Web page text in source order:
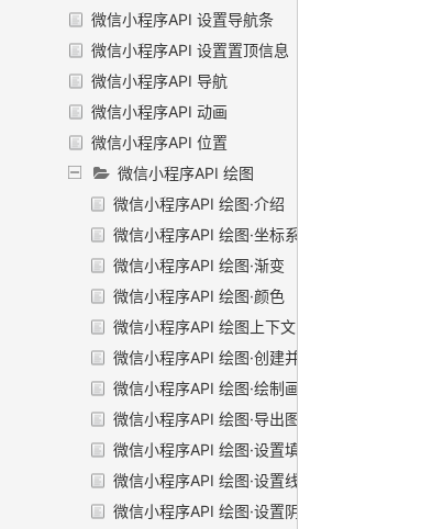
微信小程序API 设置导航条
微信小程序API 设置置顶信息
微信小程序API 导航
微信小程序API 动画
微信小程序API 位置
微信小程序API 绘图
微信小程序API 绘图·介绍
微信小程序API 绘图·坐标系
微信小程序API 绘图·渐变
微信小程序API 绘图·颜色
微信小程序API 绘图上下文
微信小程序API 绘图·创建并返回上下文
微信小程序API 绘图·绘制画布
微信小程序API 绘图·导出图片
微信小程序API 绘图·设置填充样式
微信小程序API 绘图·设置线条样式
微信小程序API 绘图·设置阴影样式